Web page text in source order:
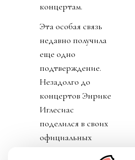
концертам.
Эта особая связь
недавно получила
еще одно
подтверждение.
Незадолго до
концертов Энрике
Иглесиас
поделился в своих
официальных